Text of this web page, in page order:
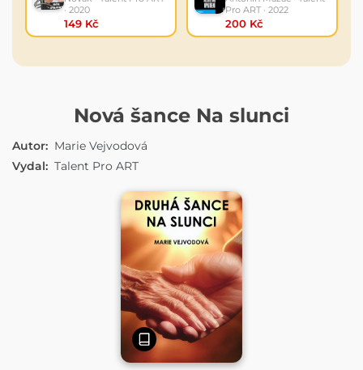
· 2020
149 Kč
Pro ART · 2022
200 Kč
Nová šance Na slunci
Autor: Marie Vejvodová
Vydal: Talent Pro ART